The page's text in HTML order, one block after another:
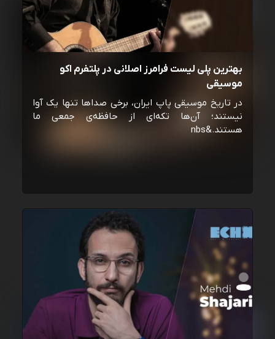
بهترین پلی لیست فرامرز اصلانی در پلتفرم اکو
موسیقی
در تاریخ موسیقی پاپ ایران، برخی صداها تنها یک آوا
نیستند؛ آن‌ها تکه‌ای از حافظه‌ی جمعی ما
هستند.&nbs